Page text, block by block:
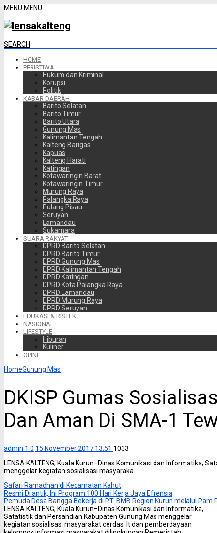
MENU MENU
SEARCH
HOME
PERISTIWA
Hukum dan Kriminal
Korupsi
Politik
KABAR DAERAH
Barito Selatan
Barito Timur
Barito Utara
Gunung Mas
Kalimantan Tengah
Kalteng Barigas
Kapuas
Kalteng Harati
Katingan
Kotawaringin Barat
Kotawaringin Timur
Murung Raya
Palangka Raya
Pulang Pisau
Seruyan
Lamandau
Sukamara
SUARA RAKYAT
DPRD Barito Selatan
DPRD Barito Timur
DPRD Gunung Mas
DPRD Kalimantan Tengah
DPRD Katingan
DPRD Kota Palangka Raya
DPRD Lamandau
DPRD Murung Raya
DPRD Seruyan
EDUKASI & RISTEK
NASIONAL
LIFESTYLE
Hiburan
Kuliner
OPINI
HomeGunung Mas
DKISP Gumas
Dan Aman Di SMA-1
admin 1 0 15 November 2017 13:51 1033
LENSA KALTENG, Kuala Kurun–Dinas Komunikasi dan Informatika,
menggelar kegiatan sosialisasi masyaraka
Safari Ramadhan di Kecamatan Kahut
Resmi Dilantik, Ini Program 100 Hari Kerja Jaya Efrensia
Pemuda Desa Bangga Bekerja di PT. BMB Region Kurun melalui Pam
LENSA KALTENG, Kuala Kurun–Dinas Komunikasi dan Informatika,
Satatistik dan Persandian Kabupaten Gunung Mas menggelar
kegiatan sosialisasi masyarakat cerdas, It dan pemberdayaan